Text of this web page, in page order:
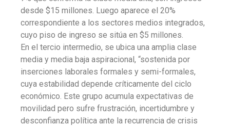
desde $15 millones. Luego aparece el 20%
correspondiente a los sectores medios integrados,
cuyo piso de ingreso se sitúa en $5 millones.
En el tercio intermedio, se ubica una amplia clase
media y media baja aspiracional, “sostenida por
inserciones laborales formales y semi-formales,
cuya estabilidad depende críticamente del ciclo
económico. Este grupo acumula expectativas de
movilidad pero sufre frustración, incertidumbre y
desconfianza política ante la recurrencia de crisis